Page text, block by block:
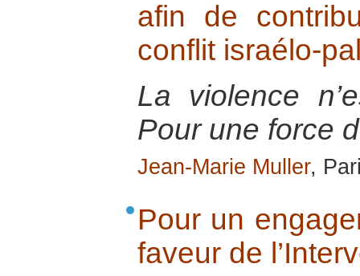
afin de
conflit israélo-
La violence
Pour une force
Jean-Marie Muller,
Pour un
faveur de